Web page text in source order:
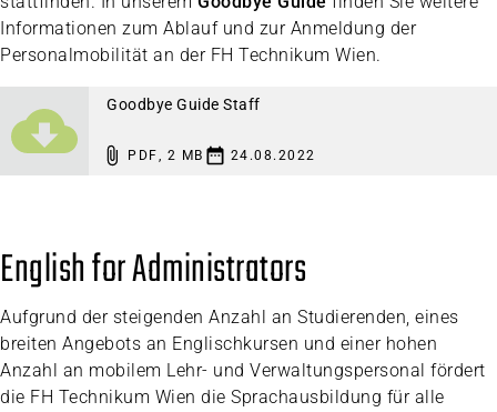
Informationen zum Ablauf und zur Anmeldung der
Personalmobilität an der FH Technikum Wien.
Goodbye Guide Staff
PDF 2 MB 24.08.2022
English for Administrators
Aufgrund der steigenden Anzahl an Studierenden, eines
breiten Angebots an Englischkursen und einer hohen
Anzahl an mobilem Lehr- und Verwaltungspersonal fördert
die FH Technikum Wien die Sprachausbildung für alle